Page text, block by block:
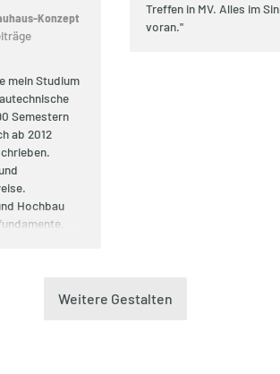
Treffen in MV. Alles im
voran."
Konzept
mein Studium
Semestern
ab 2012
Hochbau
wieder inWeitere Gestalten